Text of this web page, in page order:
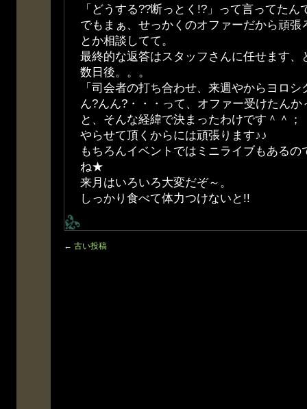
「どうする??断っとく!?」って言ってたん
でもまぁ、せっかくのオファーだから頑張
とか相談してて。
最終的な返答はスタッフさんに任せます、
数日後。。。
「司会者の打ち合わせ、来週やからヨロシ
ん?んん?・・・って、オファー受けたんか
と、そんな経緯で決まったわけです＾＾；
やらせて頂くからには頑張ります♪♪
もちろんイベントではミニライブもある
ね★
来月はいろいろ大変だぞ～。
しっかり食べて体力つけないと!!
← 古い投稿